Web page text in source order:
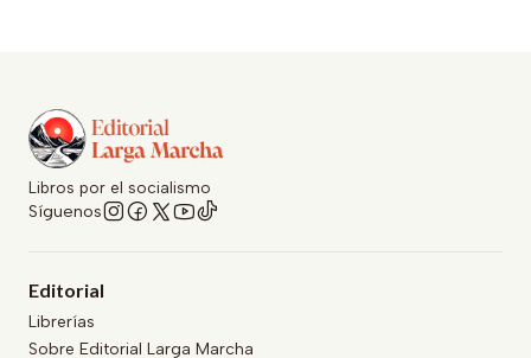
Libros por el socialismo
Síguenos
Editorial
Librerías
Sobre Editorial Larga Marcha